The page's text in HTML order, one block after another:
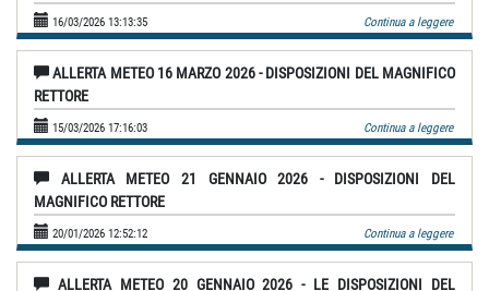
16/03/2026 13:13:35 Continua a leggere
ALLERTA METEO 16 MARZO 2026 - DISPOSIZIONI DEL MAGNIFICO
RETTORE
15/03/2026 17:16:03 Continua a leggere
ALLERTA METEO 21 GENNAIO 2026 - DISPOSIZIONI DEL
MAGNIFICO RETTORE
20/01/2026 12:52:12 Continua a leggere
ALLERTA METEO 20 GENNAIO 2026 - LE DISPOSIZIONI DEL